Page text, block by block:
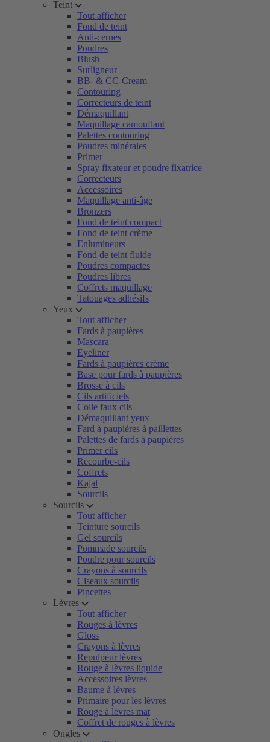
Teint
Tout afficher
Fond de teint
Anti-cernes
Poudres
Blush
Surligneur
BB- & CC-Cream
Contouring
Correcteurs de teint
Démaquillant
Maquillage camouflant
Palettes contouring
Poudres minérales
Primer
Spray fixateur et poudre fixatrice
Correcteurs
Accessoires
Maquillage anti-âge
Bronzers
Fond de teint compact
Fond de teint crème
Enlumineurs
Fond de teint fluide
Poudres compactes
Poudres libres
Coffrets maquillage
Tatouages adhésifs
Yeux
Tout afficher
Fards à paupières
Mascara
Eyeliner
Fards à paupières crème
Base pour fards à paupières
Brosse à cils
Cils artificiels
Colle faux cils
Démaquillant yeux
Fard à paupières à paillettes
Palettes de fards à paupières
Primer cils
Recourbe-cils
Coffrets
Kajal
Sourcils
Sourcils
Tout afficher
Teinture sourcils
Gel sourcils
Pommade sourcils
Poudre pour sourcils
Crayons à sourcils
Ciseaux sourcils
Pincettes
Lèvres
Tout afficher
Rouges à lèvres
Gloss
Crayons à lèvres
Repulpeur lèvres
Rouge à lèvres liquide
Accessoires lèvres
Baume à lèvres
Primaire pour les lèvres
Rouge à lèvres mat
Coffret de rouges à lèvres
Ongles